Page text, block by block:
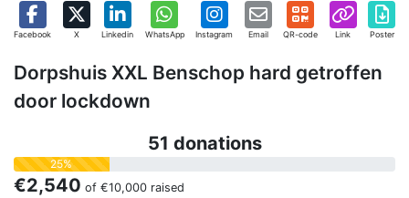
Facebook X Linkedin WhatsApp Instagram Email QR-code Link Poster
Dorpshuis XXL Benschop hard getroffen
door lockdown
51 donations
25%
€2,540 of €10,000 raised